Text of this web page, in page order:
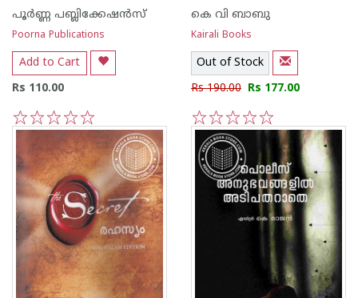
പൂര്‍ണ്ണ പബ്ലിക്കേഷ‌ന്‍സ്
Poorna Publications
Add to Cart
Rs 110.00
5
4
3
2
1
കെ വി ബാബു
Kairali Books
Out of Stock
Rs 190.00 Rs 177.00
5
4
3
2
1